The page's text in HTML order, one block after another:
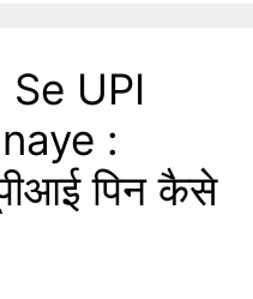
UPI
:
पिन कैसे